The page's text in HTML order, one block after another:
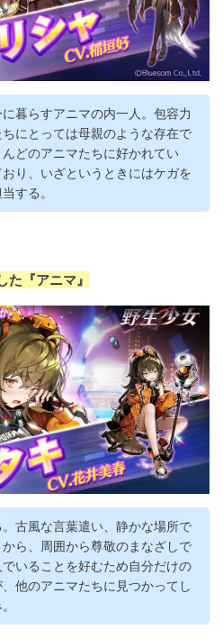
暮らすアニマの内一人。包容力
にとっては母親のような存在で
どのアニマたちに好かれてい
り、いざというときにはケガを
する。
た『アニマ』
古風な言葉遣い、静かな場所で
ら、周囲から尊敬のまなざしで
いることを好むため自分だけの
他のアニマたちに見つかってし